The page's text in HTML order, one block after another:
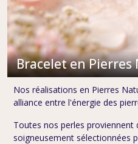
Bracelet en
Nos réalisations en Pierres
alliance entre l'énergie des
Toutes nos perles
soigneusement sélectionnées